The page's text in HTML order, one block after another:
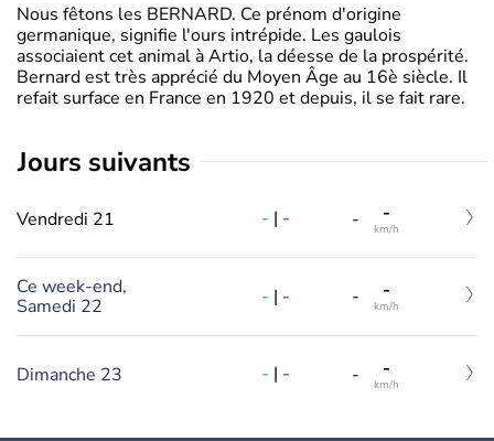
Nous fêtons les BERNARD. Ce prénom d'origine
germanique, signifie l'ours intrépide. Les gaulois
associaient cet animal à Artio, la déesse de la prospérité.
Bernard est très apprécié du Moyen Âge au 16è siècle. Il
refait surface en France en 1920 et depuis, il se fait rare.
jours suivants
Vendredi 21 - | - - -
km/h
Ce week-end,
Samedi 22
- | - - -
km/h
Dimanche 23 - | - - -
km/h